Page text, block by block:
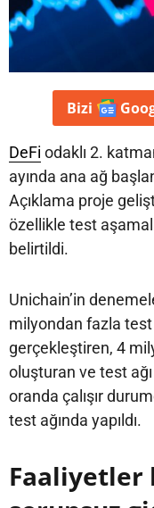
Bizi
DeFi odaklı 2.
ayında ana ağ
Açıklama proje
özellikle test
belirtildi.
Unichain’in
milyondan fazla test
gerçekleştiren, 4
oluşturan ve test
oranda çalışır
test ağında yapıldı.
Faaliyetler